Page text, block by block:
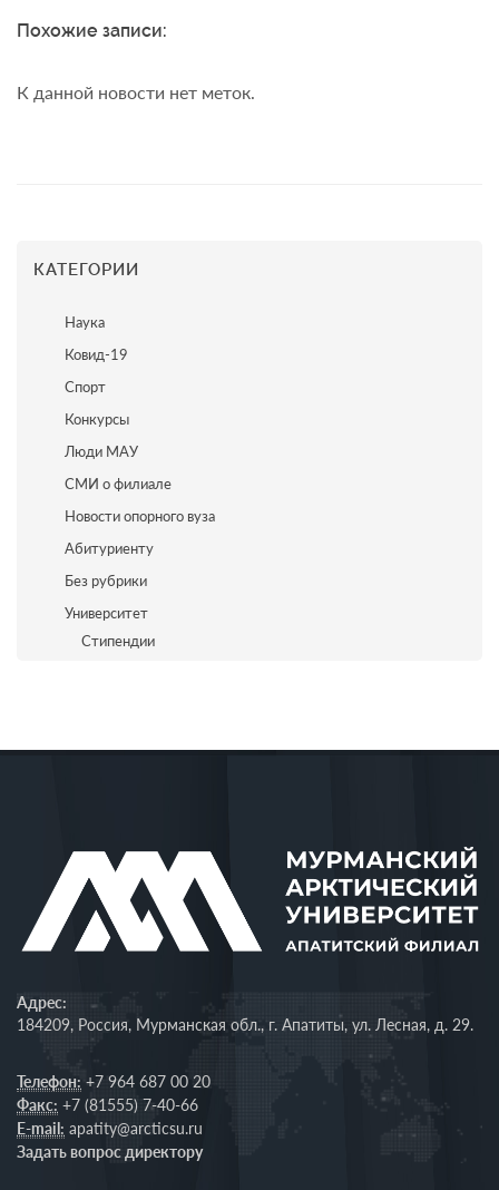
Похожие записи:
К данной новости нет меток.
КАТЕГОРИИ
Наука
Ковид-19
Спорт
Конкурсы
Люди МАУ
СМИ о филиале
Новости опорного вуза
Абитуриенту
Без рубрики
Университет
Стипендии
Адрес:
184209, Россия, Мурманская обл., г. Апатиты, ул. Лесная, д. 29.
Телефон: +7 964 687 00 20
Факс: +7 (81555) 7-40-66
E-mail: apatity@arcticsu.ru
Задать вопрос директору